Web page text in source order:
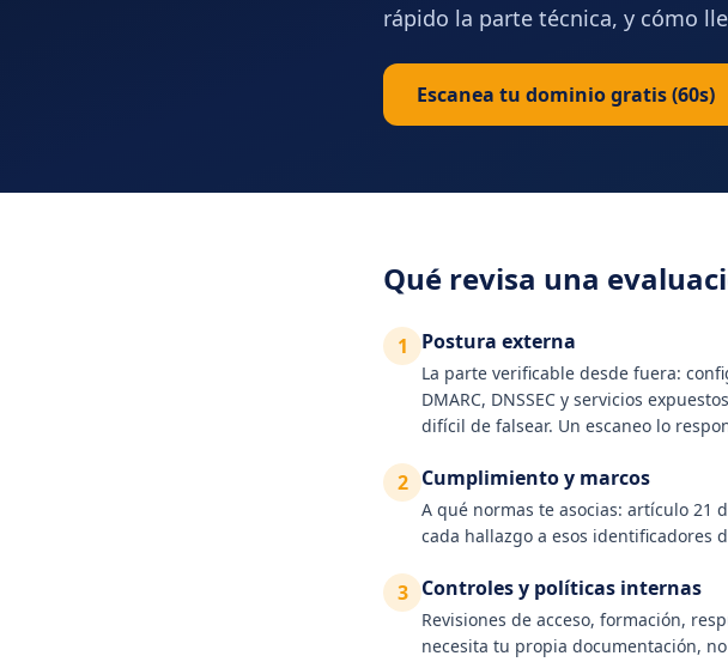
rápido la parte técnica, y cómo
Escanea tu dominio gratis (60s)
Qué revisa una
1 Postura externa
La parte verificable desde fuera:
DMARC, DNSSEC y servicios
difícil de falsear. Un escaneo lo
2 Cumplimiento y marcos
A qué normas te asocias: artículo 21
cada hallazgo a esos identificadores
3 Controles y políticas internas
Revisiones de acceso, formación,
necesita tu propia documentación,